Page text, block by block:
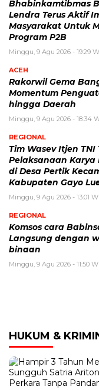
Bhabinkamtibmas
Lendra Terus Aktif
Masyarakat Untuk
Program P2B
Minggu, 9 Agu 2026 - 19:29
ACEH
Rakorwil Gema
Momentum
hingga Daerah
Minggu, 9 Agu 2026 - 18:34
REGIONAL
Tim Wasev Itjen TNI
Pelaksanaan Karya
di Desa Pertik
Kabupaten Gayo
Minggu, 9 Agu 2026 - 13:01
REGIONAL
Komsos cara
Langsung dengan
binaan
Minggu, 9 Agu 2026 - 11:50
HUKUM &